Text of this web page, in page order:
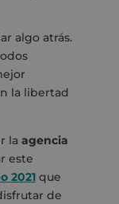
algo atrás.
la libertad
la agencia
este
2021que
de